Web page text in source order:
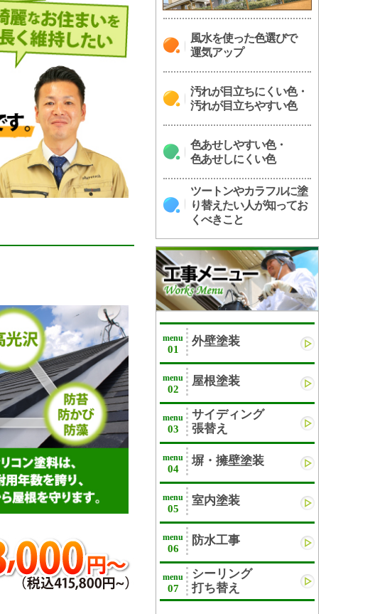
風水を使った色選びで
運気アップ
汚れが目立ちにくい色・
汚れが目立ちやすい色
色あせしやすい色・
色あせしにくい色
ツートンやカラフルに塗
り替えたい人が知ってお
くべきこと
menu
01
外壁塗装
menu
02
屋根塗装
menu
03
サイディング
張替え
menu
04
塀・擁壁塗装
menu
05
室内塗装
menu
06
防水工事
menu
07
シーリング
打ち替え